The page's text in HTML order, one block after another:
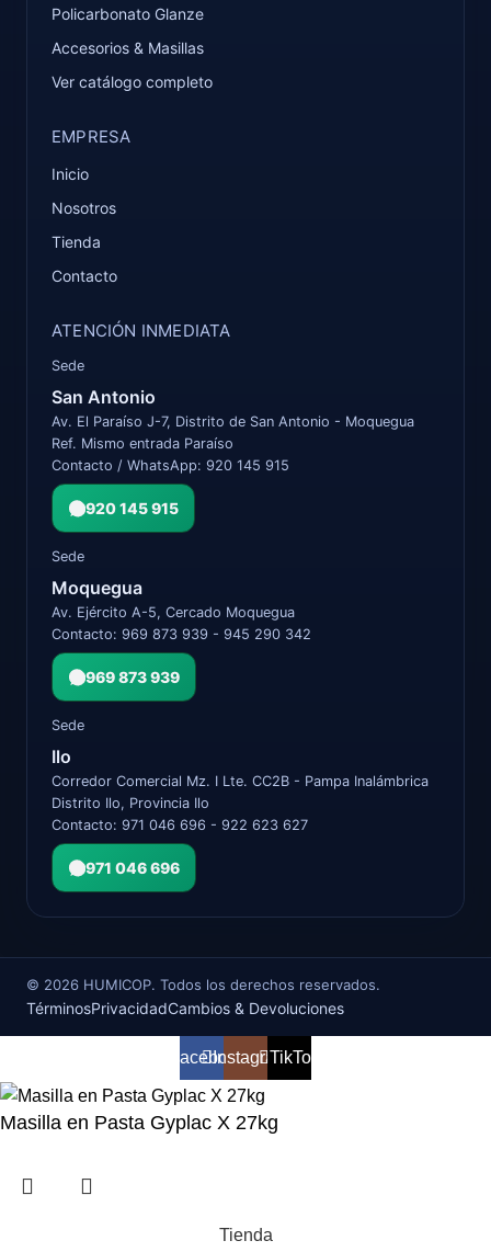
Policarbonato Glanze
Accesorios & Masillas
Ver catálogo completo
EMPRESA
Inicio
Nosotros
Tienda
Contacto
ATENCIÓN INMEDIATA
Sede
San Antonio
Av. El Paraíso J-7, Distrito de San Antonio - Moquegua
Ref. Mismo entrada Paraíso
Contacto / WhatsApp: 920 145 915
920 145 915
Sede
Moquegua
Av. Ejército A-5, Cercado Moquegua
Contacto: 969 873 939 - 945 290 342
969 873 939
Sede
Ilo
Corredor Comercial Mz. I Lte. CC2B - Pampa Inalámbrica
Distrito Ilo, Provincia Ilo
Contacto: 971 046 696 - 922 623 627
971 046 696
© 2026 HUMICOP. Todos los derechos reservados.
TérminosPrivacidadCambios & Devoluciones
FacebookInstagramTikTok
Masilla en Pasta Gyplac X 27kg
Tienda